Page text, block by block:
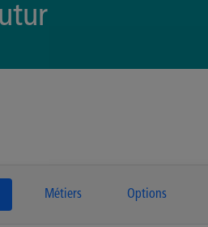
Métiers Options